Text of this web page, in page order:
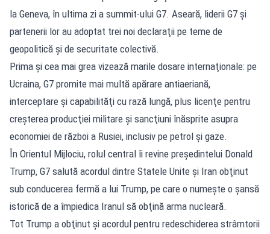
la Geneva, în ultima zi a summit-ului G7. Aseară, liderii G7 şi
partenerii lor au adoptat trei noi declaraţii pe teme de
geopolitică şi de securitate colectivă.
Prima şi cea mai grea vizează marile dosare internaţionale: pe
Ucraina, G7 promite mai multă apărare antiaeriană,
interceptare şi capabilităţi cu rază lungă, plus licenţe pentru
creşterea producţiei militare şi sancţiuni înăsprite asupra
economiei de război a Rusiei, inclusiv pe petrol şi gaze.
În Orientul Mijlociu, rolul central îi revine preşedintelui Donald
Trump, G7 salută acordul dintre Statele Unite şi Iran obţinut
sub conducerea fermă a lui Trump, pe care o numeşte o şansă
istorică de a împiedica Iranul să obţină arma nucleară.
Tot Trump a obţinut şi acordul pentru redeschiderea strâmtorii